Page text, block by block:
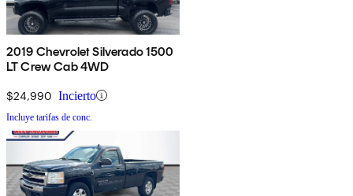
2019 Chevrolet Silverado 1500
LT Crew Cab 4WD
$24,990 Incierto
Incluye tarifas de conc.